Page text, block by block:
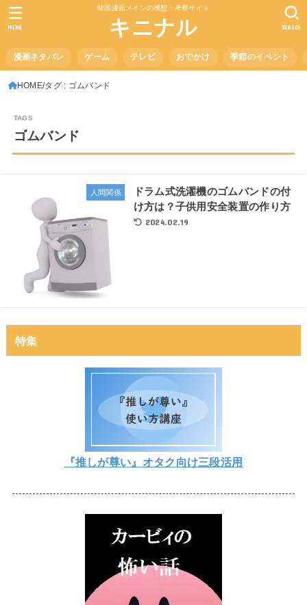
韓国漫画メインの感想・考察サイト
キニナル
漫画ネタバレ ゲーム テレビ おでかけ 季節のイベント
SEARCH
MENU
HOME タグ : ゴムバンド
ゴムバンド
人間関係
ドラム式洗濯機のゴムバンドの付
け方は？子供用安全装置の作り方
2024.02.19
特集
『推しが尊い』オタク向け三段活用